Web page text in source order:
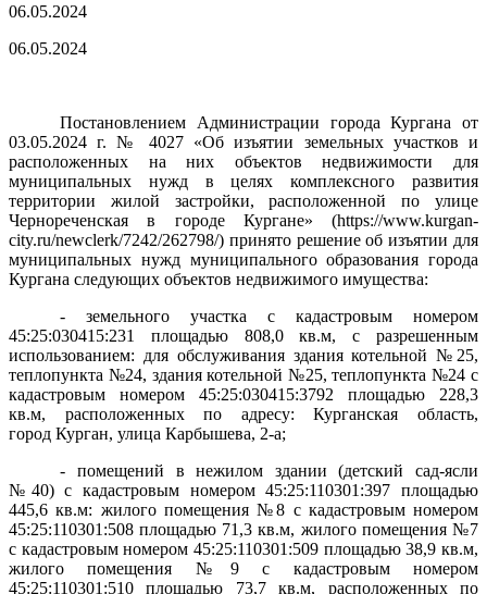
06.05.2024
06.05.2024
Постановлением Администрации города Кургана от
03.05.2024 г. № 4027 «Об изъятии земельных участков и
расположенных на них объектов недвижимости для
муниципальных нужд в целях комплексного развития
территории жилой застройки, расположенной по улице
Чернореченская в городе Кургане» (https://www.kurgan-
city.ru/newclerk/7242/262798/) принято решение об изъятии для
муниципальных нужд муниципального образования города
Кургана следующих объектов недвижимого имущества:
- земельного участка с кадастровым номером
45:25:030415:231 площадью 808,0 кв.м, с разрешенным
использованием: для обслуживания здания котельной №25,
теплопункта №24, здания котельной №25, теплопункта №24 с
кадастровым номером 45:25:030415:3792
площадью 228,3
кв.м, расположенных по адресу: Курганская область,
город Курган, улица Карбышева, 2-а;
- помещений в нежилом здании (детский сад-ясли
№40) с кадастровым номером 45:25:110301:397 площадью
445,6 кв.м: жилого помещения №8 с кадастровым номером
45:25:110301:508 площадью 71,3 кв.м, жилого помещения №7
с кадастровым номером 45:25:110301:509 площадью 38,9 кв.м,
жилого помещения №9 с кадастровым номером
45:25:110301:510 площадью 73,7 кв.м, расположенных по